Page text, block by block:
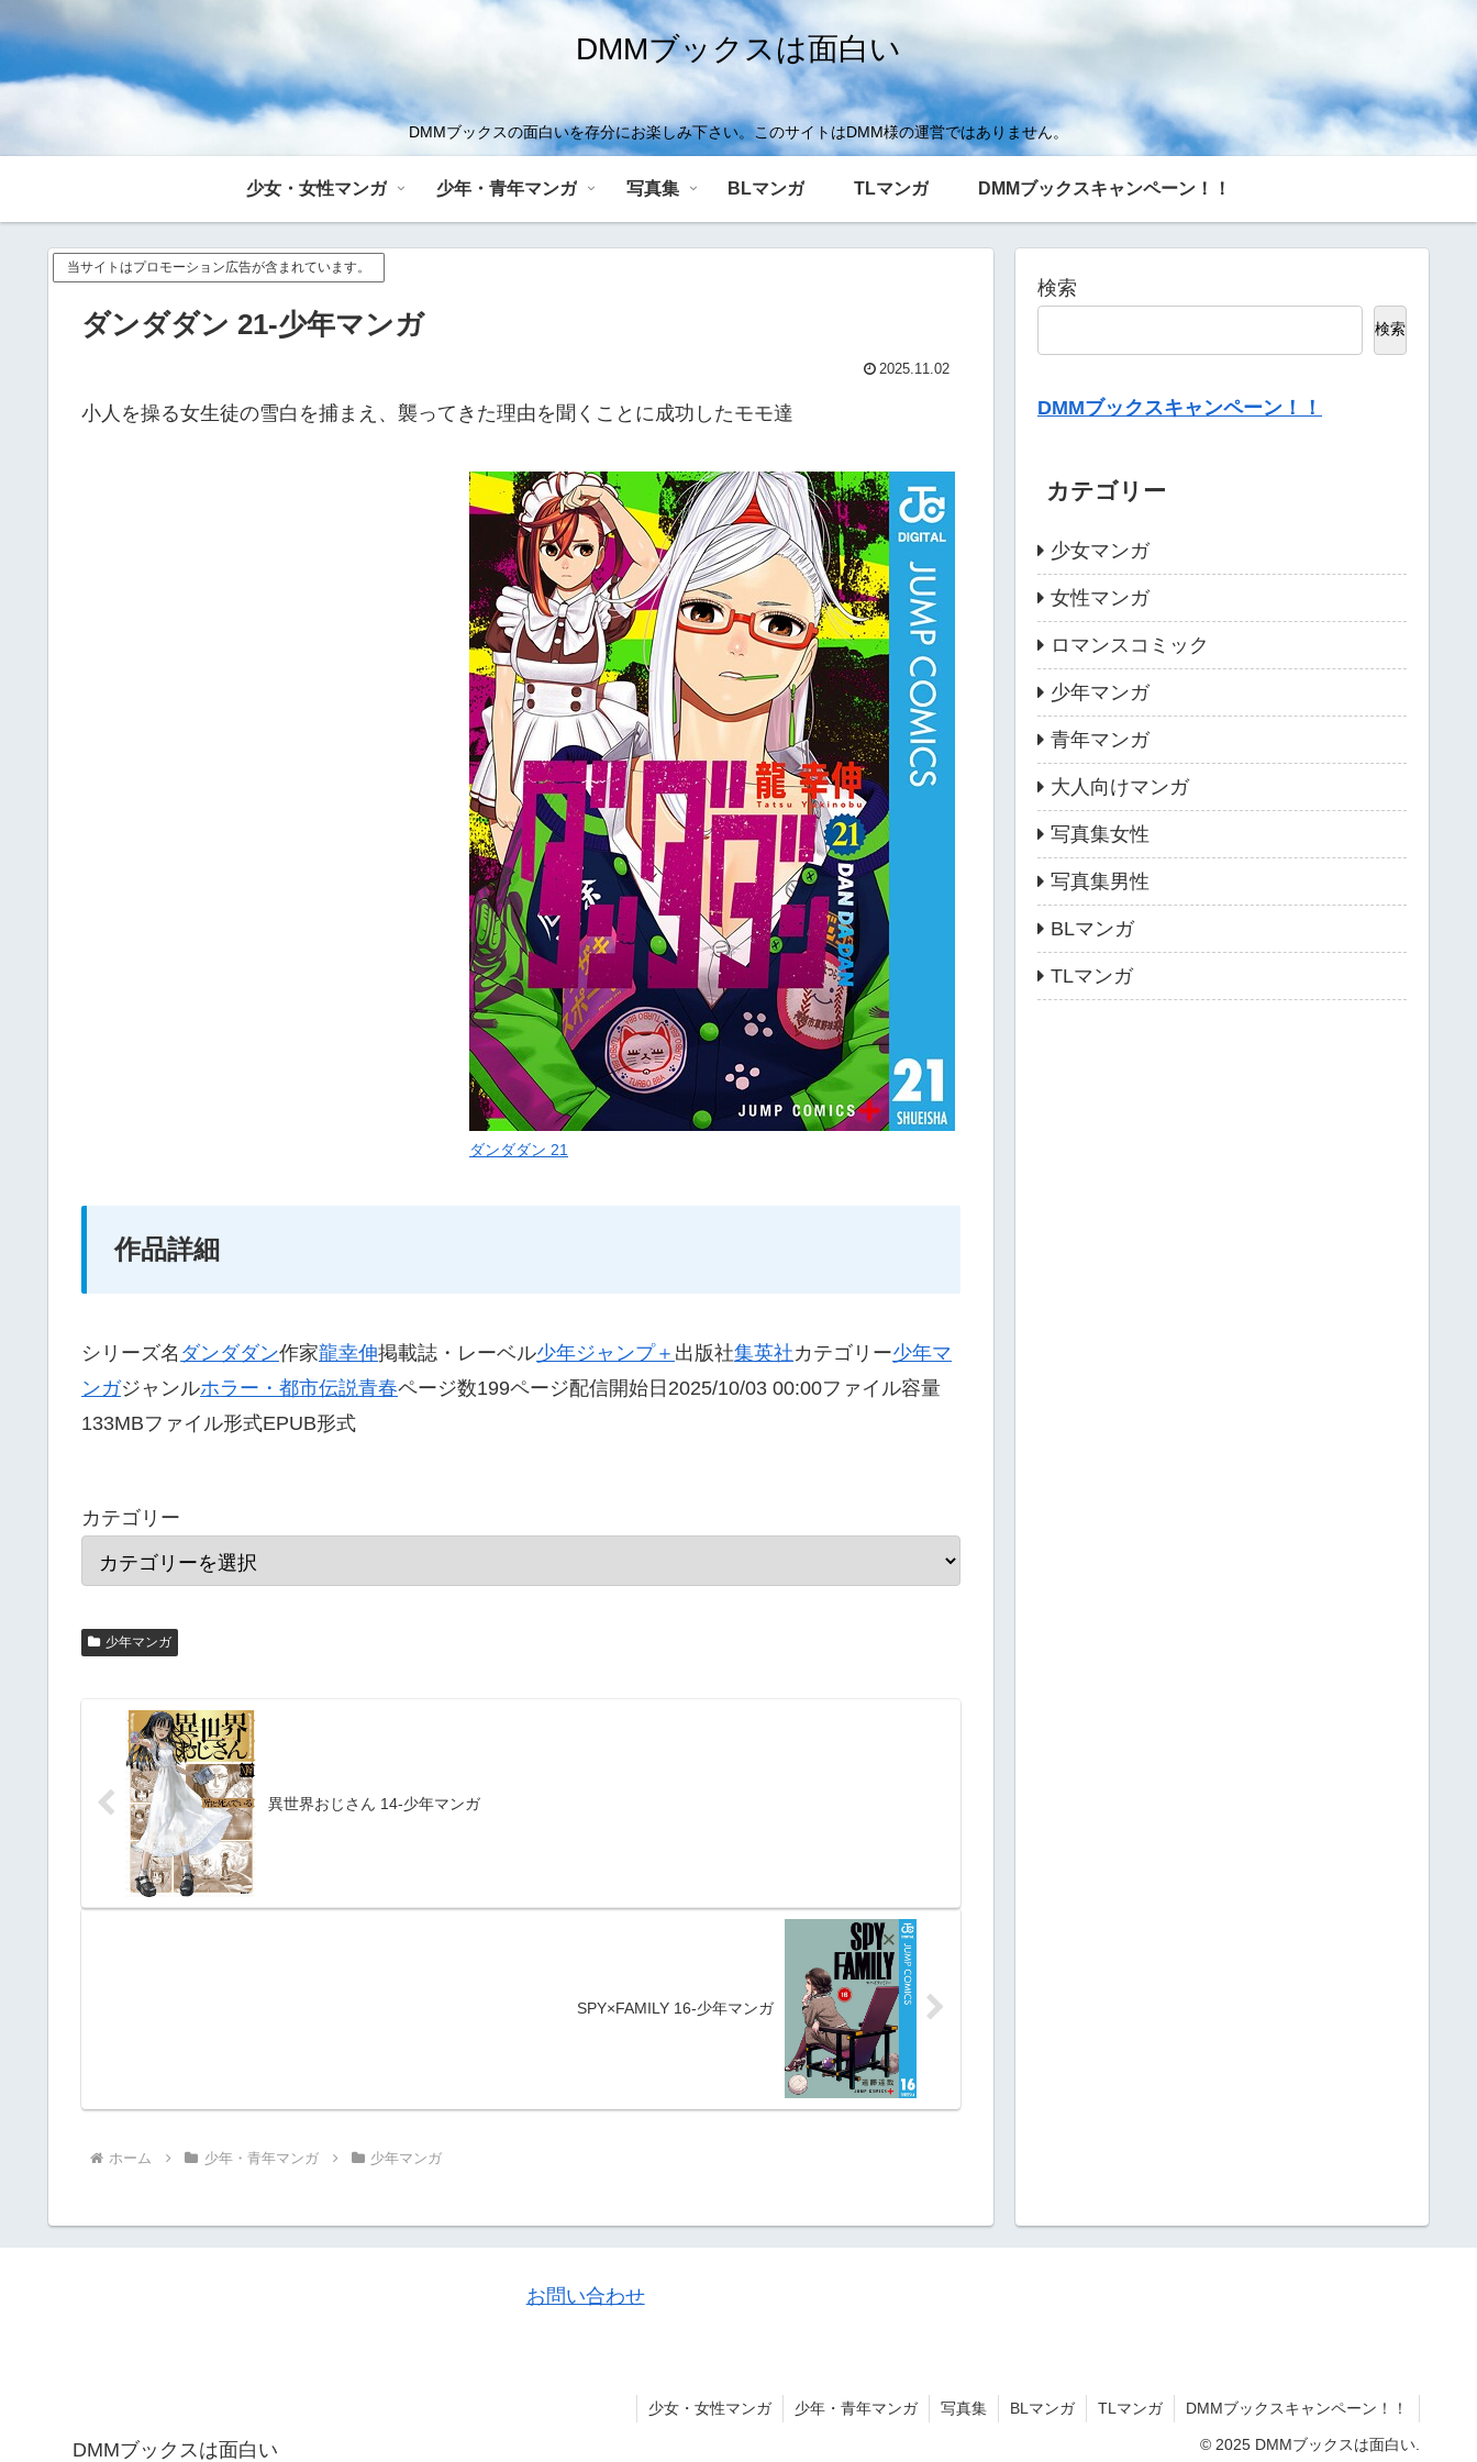
DMMブックスは面白い
DMMブックスの面白いを存分にお楽しみ下さい。このサイトはDMM様の運営ではありません。
少女・女性マンガ 少年・青年マンガ 写真集 BLマンガ TLマンガ DMMブックスキャンペーン！！
当サイトはプロモーション広告が含まれています。
ダンダダン 21-少年マンガ
2025.11.02
小人を操る女生徒の雪白を捕まえ、襲ってきた理由を聞くことに成功したモモ達
ダンダダン 21
作品詳細
シリーズ名 ダンダダン作家龍幸伸掲載誌・レーベル少年ジャンプ＋ 出版社集英社カテゴリー少年マ
ンガジャンルホラー・都市伝説青春ページ数199ページ配信開始日2025/10/03 00:00ファイル容量
133MBファイル形式EPUB形式
カテゴリー
少年マンガ
異世界おじさん 14-少年マンガ
SPY×FAMILY 16-少年マンガ
ホーム 少年・青年マンガ 少年マンガ
検索
検索
DMMブックスキャンペーン！！
カテゴリー
少女マンガ
女性マンガ
ロマンスコミック
少年マンガ
青年マンガ
大人向けマンガ
写真集女性
写真集男性
BLマンガ
TLマンガ
お問い合わせ
DMMブックスは面白い
少女・女性マンガ 少年・青年マンガ 写真集 BLマンガ TLマンガ DMMブックスキャンペーン！！
© 2025 DMMブックスは面白い.